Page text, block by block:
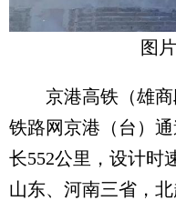
图
京港高铁（雄商
铁路网京港（台）
长552公里，设计时
山东、河南三省，